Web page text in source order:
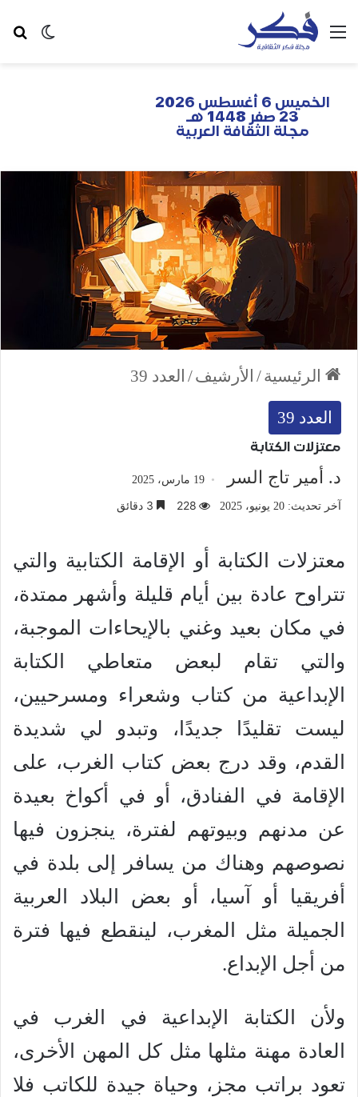
الخميس 6 أغسطس 2026
23 صفر 1448 هـ
مجلة الثقافة العربية
الرئيسية/ الأرشيف/ العدد 39
العدد 39
معتزلات الكتابة
د. أمير تاج السر 19 مارس، 2025
آخر تحديث: 20 يونيو، 2025 228
معتزلات الكتابة أو الإقامة الكتابية والتي
تتراوح عادة بين أيام قليلة وأشهر ممتدة،
في مكان بعيد وغني بالإيحاءات الموجبة،
والتي تقام لبعض متعاطي الكتابة
الإبداعية من كتاب وشعراء ومسرحيين،
ليست تقليدًا جديدًا، وتبدو لي شديدة
القدم، وقد درج بعض كتاب الغرب، على
الإقامة في الفنادق، أو في أكواخ بعيدة
عن مدنهم وبيوتهم لفترة، ينجزون فيها
نصوصهم وهناك من يسافر إلى بلدة في
أفريقيا أو آسيا، أو بعض البلاد العربية
الجميلة مثل المغرب، لينقطع فيها فترة
من أجل الإبداع.
ولأن الكتابة الإبداعية في الغرب في
العادة مهنة مثلها مثل كل المهن الأخرى،
تعود براتب مجز، وحياة جيدة للكاتب فلا